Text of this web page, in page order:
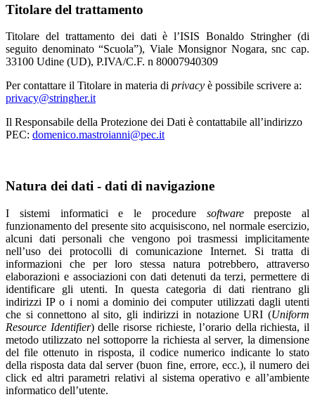
Titolare del trattamento
Titolare del trattamento dei dati è l’ISIS Bonaldo Stringher (di
seguito denominato “Scuola”), Viale Monsignor Nogara, snc cap.
33100 Udine (UD), P.IVA/C.F. n 80007940309
Per contattare il Titolare in materia di privacy è possibile scrivere a:
privacy@stringher.it
Il Responsabile della Protezione dei Dati è contattabile all’indirizzo
PEC: domenico.mastroianni@pec.it
Natura dei dati - dati di navigazione
I sistemi informatici e le procedure softwarepreposte al
funzionamento del presente sito acquisiscono, nel normale esercizio,
alcuni dati personali che vengono poi trasmessi implicitamente
nell’uso dei protocolli di comunicazione Internet. Si tratta di
informazioni che per loro stessa natura potrebbero, attraverso
elaborazioni e associazioni con dati detenuti da terzi, permettere di
identificare gli utenti. In questa categoria di dati rientrano gli
indirizzi IP o i nomi a dominio dei computer utilizzati dagli utenti
che si connettono al sito, gli indirizzi in notazione URI (Uniform
Resource Identifier) delle risorse richieste, l’orario della richiesta, il
metodo utilizzato nel sottoporre la richiesta al server, la dimensione
del file ottenuto in risposta, il codice numerico indicante lo stato
della risposta data dal server (buon fine, errore, ecc.), il numero dei
click ed altri parametri relativi al sistema operativo e all’ambiente
informatico dell’utente.